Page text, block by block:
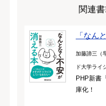
関連
「なん
加藤諦三（
ド大学ライ
PHP新書
庫化！